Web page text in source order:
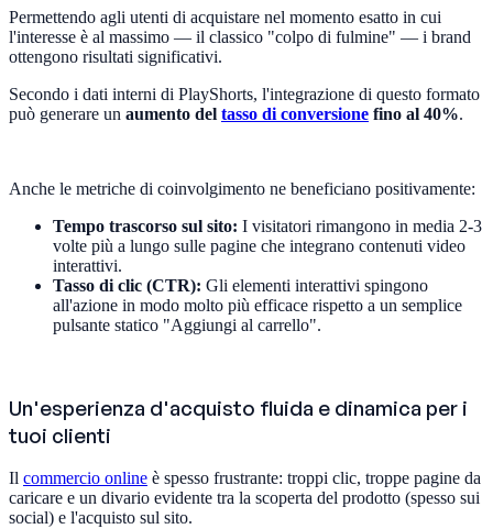
Permettendo agli utenti di acquistare nel momento esatto in cui
l'interesse è al massimo — il classico "colpo di fulmine" — i brand
ottengono risultati significativi.
Secondo i dati interni di PlayShorts, l'integrazione di questo formato
può generare un aumento del tasso di conversione fino al 40%.
Anche le metriche di coinvolgimento ne beneficiano positivamente:
Tempo trascorso sul sito: I visitatori rimangono in media 2-3
volte più a lungo sulle pagine che integrano contenuti video
interattivi.
Tasso di clic (CTR): Gli elementi interattivi spingono
all'azione in modo molto più efficace rispetto a un semplice
pulsante statico "Aggiungi al carrello".
Un'esperienza d'acquisto fluida e dinamica per i
tuoi clienti
Il commercio online è spesso frustrante: troppi clic, troppe pagine da
caricare e un divario evidente tra la scoperta del prodotto (spesso sui
social) e l'acquisto sul sito.